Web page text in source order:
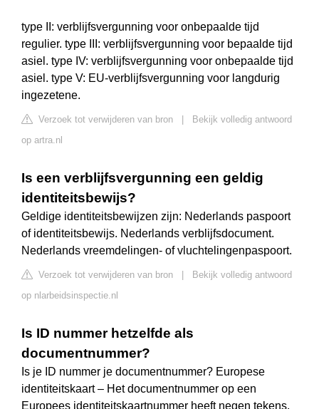
type II: verblijfsvergunning voor onbepaalde tijd
regulier. type III: verblijfsvergunning voor bepaalde tijd
asiel. type IV: verblijfsvergunning voor onbepaalde tijd
asiel. type V: EU-verblijfsvergunning voor langdurig
ingezetene.
Verzoek tot verwijderen van bron
Bekijk volledig antwoord
op artra.nl
Is een verblijfsvergunning een geldig
identiteitsbewijs?
Geldige identiteitsbewijzen zijn: Nederlands paspoort
of identiteitsbewijs. Nederlands verblijfsdocument.
Nederlands vreemdelingen- of vluchtelingenpaspoort.
Verzoek tot verwijderen van bron
Bekijk volledig antwoord
op nlarbeidsinspectie.nl
Is ID nummer hetzelfde als
documentnummer?
Is je ID nummer je documentnummer? Europese
identiteitskaart – Het documentnummer op een
Europees identiteitskaartnummer heeft negen tekens.